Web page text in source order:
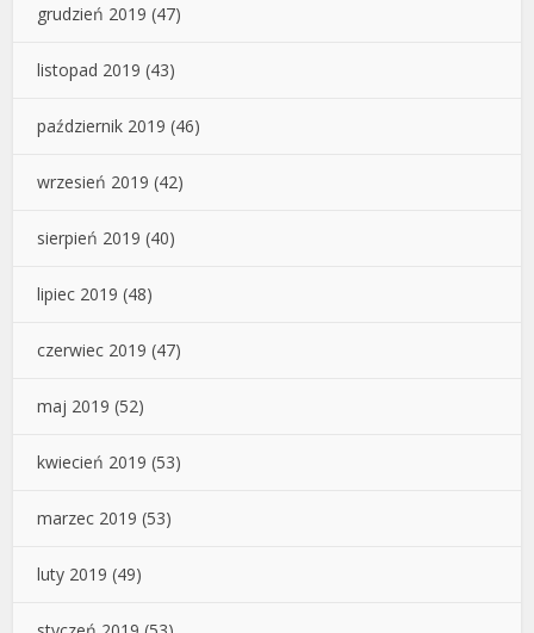
grudzień 2019 (47)
listopad 2019 (43)
październik 2019 (46)
wrzesień 2019 (42)
sierpień 2019 (40)
lipiec 2019 (48)
czerwiec 2019 (47)
maj 2019 (52)
kwiecień 2019 (53)
marzec 2019 (53)
luty 2019 (49)